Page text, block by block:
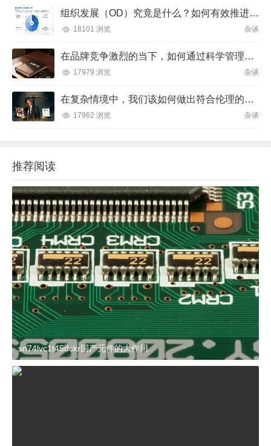
组织发展（OD）究竟是什么？如何有效推进并解决企业管理难题？
18101 浏览 杂谈
在品牌竞争激烈的当下，如何通过科学管理让品牌成为消费者心中不可替代的存在？
17979 浏览 杂谈
在复杂情境中，我们该如何做出符合伦理的决策？
17962 浏览 杂谈
推荐阅读
sn74lvc1t45dckr国产元件的大作用
2024-03-27 15:23:21 杂谈